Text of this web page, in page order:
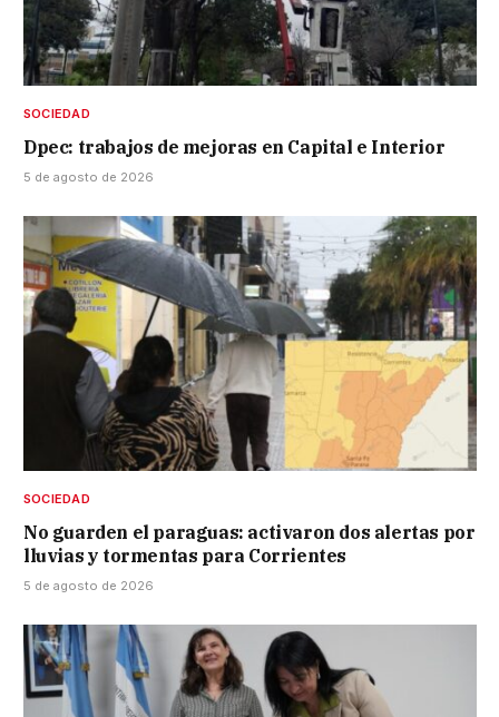
SOCIEDAD
Dpec: trabajos de mejoras en Capital e Interior
5 de agosto de 2026
SOCIEDAD
No guarden el paraguas: activaron dos alertas por
lluvias y tormentas para Corrientes
5 de agosto de 2026